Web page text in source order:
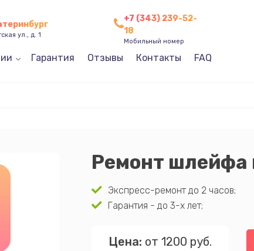
ул., д. 1
+7 (343) 239-52-
18
Мобильный номер
Гарантия Отзывы Контакты FAQ
Ремонт шлейфа
Экспресс-ремонт до 2 часов;
Гарантия - до 3-х лет;
Цена: от 1200 руб.